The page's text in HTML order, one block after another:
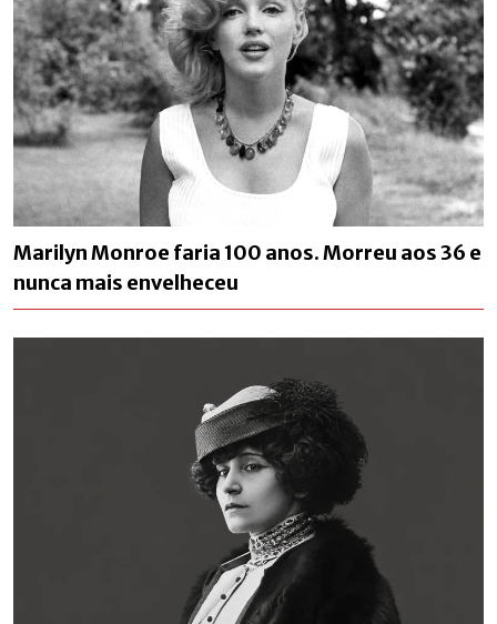
Marilyn Monroe faria 100 anos. Morreu aos 36 e
nunca mais envelheceu